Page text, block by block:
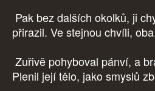
Pak bez dalších okolků, ji
přirazil. Ve stejnou chvíli,
Zuřivě pohyboval pánví, a
Plenil její tělo, jako smyslů